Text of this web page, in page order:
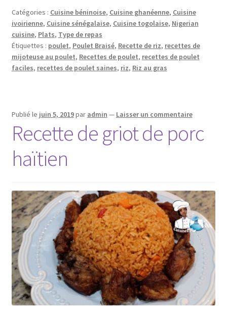
Catégories : Cuisine béninoise, Cuisine ghanéenne, Cuisine
ivoirienne, Cuisine sénégalaise, Cuisine togolaise, Nigerian
cuisine, Plats, Type de repas
Étiquettes : poulet, Poulet Braisé, Recette de riz, recettes de
mijoteuse au poulet, Recettes de poulet, recettes de poulet
faciles, recettes de poulet saines, riz, Riz au gras
Publié le juin 5, 2019par admin — Laisser un commentaire
Recette de griot de porc
haïtien